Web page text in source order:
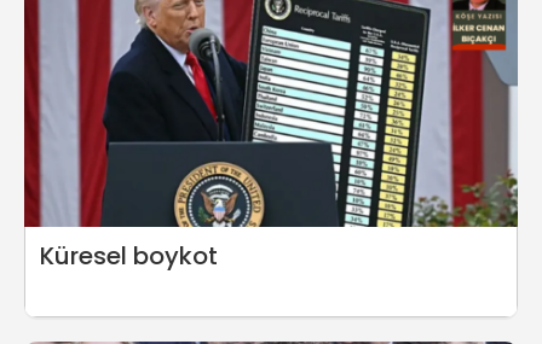
Küresel boykot